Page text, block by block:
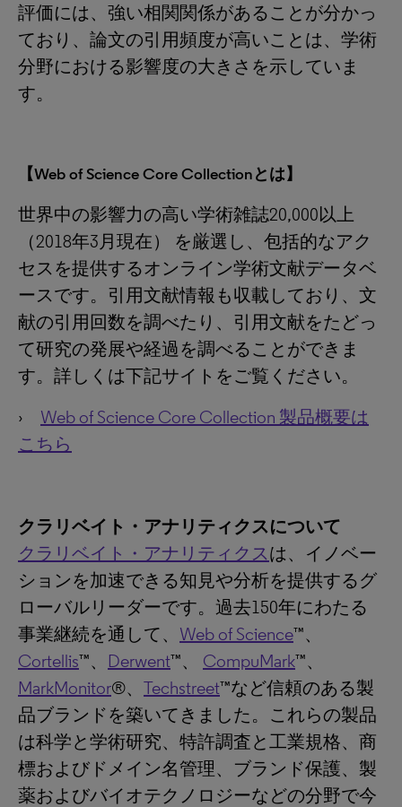
評価には、強い相関関係があることが分かっ
ており、論文の引用頻度が高いことは、学術
分野における影響度の大きさを示していま
す。
【Web of Science Core Collectionとは】
世界中の影響力の高い学術雑誌20,000以上
（2018年3月現在） を厳選し、包括的なアク
セスを提供するオンライン学術文献データベ
ースです。引用文献情報も収載しており、文
献の引用回数を調べたり、引用文献をたどっ
て研究の発展や経過を調べることができま
す。詳しくは下記サイトをご覧ください。
› Web of Science Core Collection 製品概要は
こちら
クラリベイト・アナリティクスについて
クラリベイト・アナリティクスは、イノベー
ションを加速できる知見や分析を提供するグ
ローバルリーダーです。過去150年にわたる
事業継続を通して、 Web of Science™、
Cortellis™、 Derwent™、 CompuMark™、
MarkMonitor®、 Techstreet™など信頼のある製
品ブランドを築いてきました。これらの製品
は科学と学術研究、特許調査と工業規格、商
標およびドメイン名管理、ブランド保護、製
薬およびバイオテクノロジーなどの分野で今